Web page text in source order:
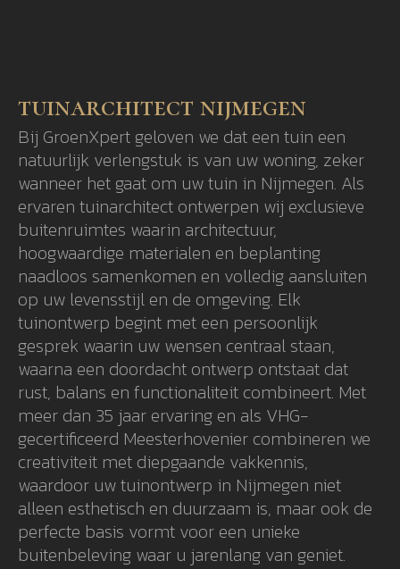
tuinarchitect nijmegen
Bij GroenXpert geloven we dat een tuin een
natuurlijk verlengstuk is van uw woning, zeker
wanneer het gaat om uw tuin in Nijmegen. Als
ervaren tuinarchitect ontwerpen wij exclusieve
buitenruimtes waarin architectuur,
hoogwaardige materialen en beplanting
naadloos samenkomen en volledig aansluiten
op uw levensstijl en de omgeving. Elk
tuinontwerp begint met een persoonlijk
gesprek waarin uw wensen centraal staan,
waarna een doordacht ontwerp ontstaat dat
rust, balans en functionaliteit combineert. Met
meer dan 35 jaar ervaring en als VHG-
gecertificeerd Meesterhovenier combineren we
creativiteit met diepgaande vakkennis,
waardoor uw tuinontwerp in Nijmegen niet
alleen esthetisch en duurzaam is, maar ook de
perfecte basis vormt voor een unieke
buitenbeleving waar u jarenlang van geniet.